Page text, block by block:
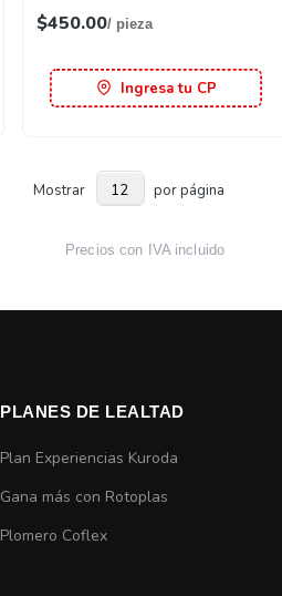
$450.00/ pieza
Ingresa tu CP
Mostrar por página
Precios con IVA incluido
PLANES DE LEALTAD
Plan Experiencias Kuroda
Gana más con Rotoplas
Plomero Coflex